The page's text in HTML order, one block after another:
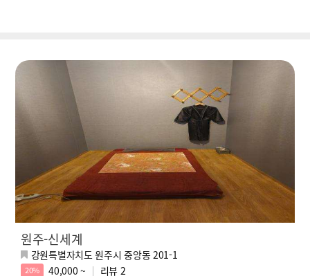
원주-신세계
강원특별자치도 원주시 중앙동 201-1
20% 40,000 ~ 리뷰 2